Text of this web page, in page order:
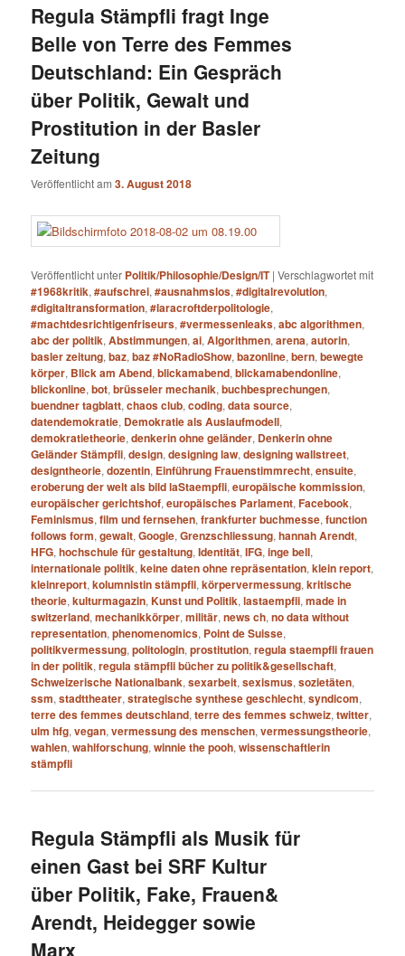
Regula Stämpfli fragt Inge
Belle von Terre des Femmes
Deutschland: Ein Gespräch
über Politik, Gewalt und
Prostitution in der Basler
Zeitung
Veröffentlicht am3. August 2018
Veröffentlicht unter Politik/Philosophie/Design/IT |Verschlagwortet mit
#1968kritik,#aufschrei,#ausnahmslos,#digitalrevolution,
#digitaltransformation,#laracroftderpolitologie,
#machtdesrichtigenfriseurs,#vermessenleaks,abc algorithmen,
abc der politik,Abstimmungen,ai,Algorithmen,arena,autorin,
basler zeitung,baz,baz #NoRadioShow,bazonline,bern,bewegte
körper, Blick am Abend,blickamabend,blickamabendonline,
blickonline,bot,brüsseler mechanik,buchbesprechungen,
buendner tagblatt,chaos club,coding,data source,
datendemokratie, Demokratie als Auslaufmodell,
demokratietheorie,denkerin ohne geländer, Denkerin ohne
Geländer Stämpfli,design,designing law,designing wallstreet,
designtheorie,dozentin, Einführung Frauenstimmrecht,ensuite,
eroberung der welt als bild laStaempfli,europäische kommission,
europäischer gerichtshof,europäisches Parlament,Facebook,
Feminismus,film und fernsehen,frankfurter buchmesse,function
follows form,gewalt,Google,Grenzschliessung,hannah Arendt,
HFG,hochschule für gestaltung,Identität,IFG,inge bell,
internationale politik,keine daten ohne repräsentation,klein report,
kleinreport,kolumnistin stämpfli,körpervermessung,kritische
theorie,kulturmagazin,Kunst und Politik,lastaempfli,made in
switzerland,mechanikkörper,militär,news ch,no data without
representation,phenomenomics, Point de Suisse,
politikvermessung,politologin,prostitution,regula staempfli frauen
in der politik,regula stämpfli bücher zu politik&gesellschaft,
Schweizerische Nationalbank,sexarbeit,sexismus,sozietäten,
ssm,stadttheater,strategische synthese geschlecht,syndicom,
terre des femmes deutschland,terre des femmes schweiz,twitter,
ulm hfg,vegan,vermessung des menschen,vermessungstheorie,
wahlen,wahlforschung,winnie the pooh,wissenschaftlerin
stämpfli
Regula Stämpfli als Musik für
einen Gast bei SRF Kultur
über Politik, Fake, Frauen&
Arendt, Heidegger sowie
Marx